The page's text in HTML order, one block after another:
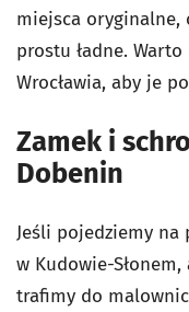
miejsca oryginalne,
prostu ładne.
Wrocławia, aby je
Zamek i
Dobenin
Jeśli pojedziemy na
w Kudowie-
trafimy do